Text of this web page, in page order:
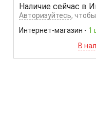
Наличие сейчас в
Авторизуйтесь,
Интернет-магазин - 1
В